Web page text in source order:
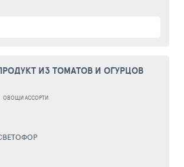
ИЗ ТОМАТОВ И ОГУРЦОВ
ОВОЩИ АССОРТИ